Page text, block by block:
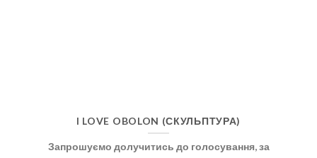
I LOVE OBOLON (СКУЛЬПТУРА)
Запрошуємо долучитись до голосування, за